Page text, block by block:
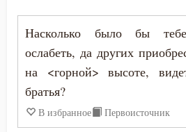
Насколько было бы
ослабеть, да других
на <горной> высоте,
братья?
В избранное Первоисточник